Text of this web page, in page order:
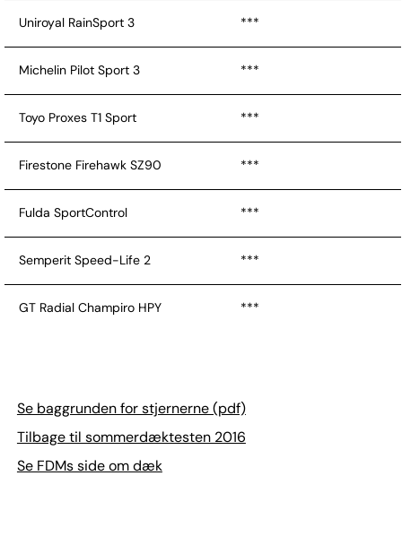
Uniroyal RainSport 3 ***
Michelin Pilot Sport 3 ***
Toyo Proxes T1 Sport ***
Firestone Firehawk SZ90 ***
Fulda SportControl ***
Semperit Speed-Life 2 ***
GT Radial Champiro HPY ***
Se baggrunden for stjernerne (pdf)
Tilbage til sommerdæktesten 2016
Se FDMs side om dæk